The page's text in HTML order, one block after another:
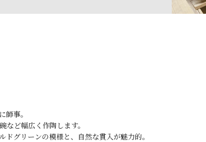
師事。
ど幅広く作陶します。
グリーンの模様と、自然な貫入が魅力的。